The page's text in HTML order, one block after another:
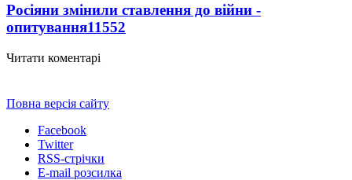
Росіяни змінили ставлення до війни -
опитування11552
Читати коментарі
Повна версія сайту
Facebook
Twitter
RSS-стрічки
E-mail розсилка